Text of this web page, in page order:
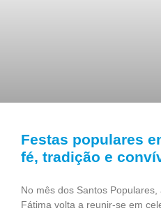
Festas populares
fé, tradição e
No mês dos Santos
Fátima volta a reunir-se em